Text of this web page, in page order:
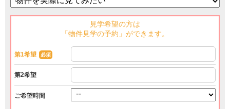
見学希望の方は
「物件見学の予約」ができます。
第1希望 必須
第2希望
ご希望時間